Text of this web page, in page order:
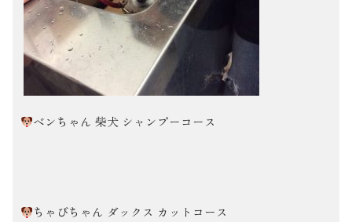
ベンちゃん 柴犬 シャンプーコース
ちゃびちゃん ダックス カットコース